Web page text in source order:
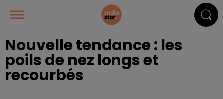
Nouvelle tendance : les
poils de nez longs et
recourbés